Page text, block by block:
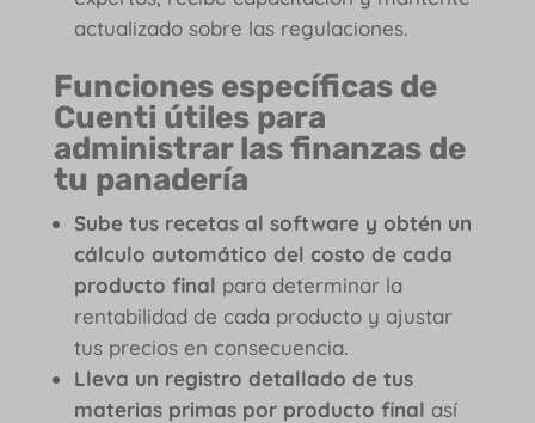
actualizado sobre las regulaciones.
Funciones específicas de
Cuenti útiles para
administrar las finanzas de
tu panadería
Sube tus recetas al software y obtén un
cálculo automático del costo de cada
producto final para determinar la
rentabilidad de cada producto y ajustar
tus precios en consecuencia.
Lleva un registro detallado de tus
materias primas por producto final así